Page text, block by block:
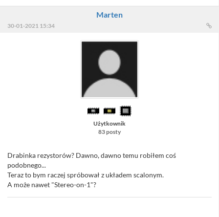
Marten
30-01-2021 15:34
Użytkownik
83 posty
Drabinka rezystorów? Dawno, dawno temu robiłem coś
podobnego...
Teraz to bym raczej spróbował z układem scalonym.
A może nawet "Stereo-on-1"?